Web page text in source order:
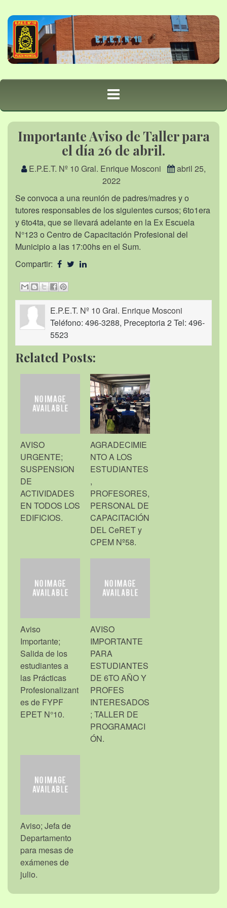
Importante Aviso de Taller para
el día 26 de abril.
E.P.E.T. Nº 10 Gral. Enrique Mosconi
abril 25,
2022
Se convoca a una reunión de padres/madres y o
tutores responsables de los siguientes cursos; 6to1era
y 6to4ta, que se llevará adelante en la Ex Escuela
N°123 o Centro de Capacitación Profesional del
Municipio a las 17:00hs en el Sum.
Compartir:
E.P.E.T. Nº 10 Gral. Enrique Mosconi
Teléfono: 496-3288, Preceptoria 2 Tel: 496-
5523
Related Posts:
AVISO
URGENTE;
SUSPENSION
DE
ACTIVIDADES
EN TODOS LOS
EDIFICIOS.
AGRADECIMIE
NTO A LOS
ESTUDIANTES
,
PROFESORES,
PERSONAL DE
CAPACITACIÓN
DEL CeRET y
CPEM Nº58.
Aviso
Importante;
Salida de los
estudiantes a
las Prácticas
Profesionalizant
es de FYPF
EPET N°10.
AVISO
IMPORTANTE
PARA
ESTUDIANTES
DE 6TO AÑO Y
PROFES
INTERESADOS
; TALLER DE
PROGRAMACI
ÓN.
Aviso; Jefa de
Departamento
para mesas de
exámenes de
julio.